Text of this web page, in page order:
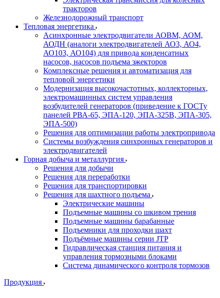
тракторов
Железнодорожный транспорт
Тепловая энергетика
Асинхронные электродвигатели АОВМ, АОМ,
АОДН (аналоги электродвигателей АО3, АО4,
АО103, АО104) для привода конденсатных
насосов, насосов подъема эжекторов
Комплексные решения и автоматизация для
тепловой энергетики
Модернизация высокочастотных, коллекторных,
электромашинных систем управления
возбудителей генераторов (приведение к ГОСТу
панелей РВА-65, ЭПА-120, ЭПА-325В, ЭПА-305,
ЭПА-500)
Решения для оптимизации работы электропривода
Системы возбуждения синхронных генераторов и
электродвигателей
Горная добыча и металлургия
Решения для добычи
Решения для переработки
Решения для транспортировки
Решения для шахтного подъема
Электрические машины
Подъемные машины со шкивом трения
Подъемные машины барабанные
Подъемники для проходки шахт
Подъёмные машины серии JTP
Гидравлическая станция питания и
управления тормозными блоками
Система динамического контроля тормозов
Продукция